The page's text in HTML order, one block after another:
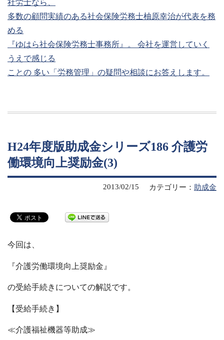
社労士なら、
多数の顧問実績のある社会保険労務士柚原幸治が代表を務
める
『ゆはら社会保険労務士事務所』。 会社を運営していく
うえで感じる
ことの 多い「労務管理」の疑問や相談にお答えします。
H24年度版助成金シリーズ186 介護労
働環境向上奨励金(3)
カテゴリー： 助成金
2013/02/15
今回は、
『介護労働環境向上奨励金』
の受給手続きについての解説です。
【受給手続き】
≪介護福祉機器等助成≫